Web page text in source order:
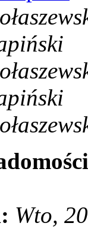
Wto,